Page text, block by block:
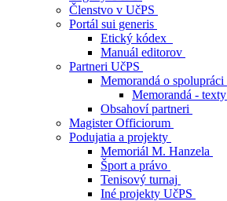
Členstvo v UčPS
Portál sui generis
Etický kódex
Manuál editorov
Partneri UčPS
Memorandá o spolupráci
Memorandá - texty
Obsahoví partneri
Magister Officiorum
Podujatia a projekty
Memoriál M. Hanzela
Šport a právo
Tenisový turnaj
Iné projekty UčPS